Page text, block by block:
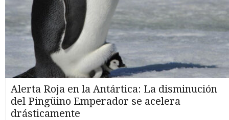
Alerta Roja en la Antártica: La disminución
del Pingüino Emperador se acelera
drásticamente